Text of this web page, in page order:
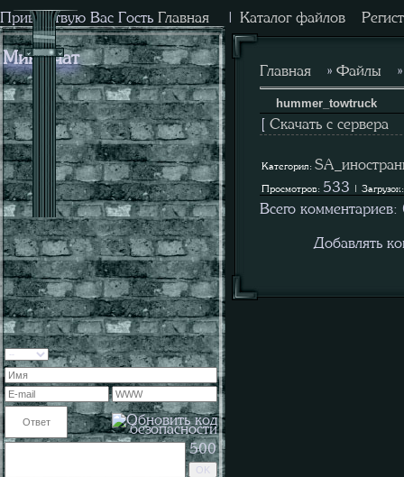
Приветствую Вас Гость Главная Каталог файлов
Мини-чат
500
Главная » Файлы
hummer_towtruck
[ Скачать с сервера
Категория:
Просмотров: 533 |
Всего комментариев:
Добавлять